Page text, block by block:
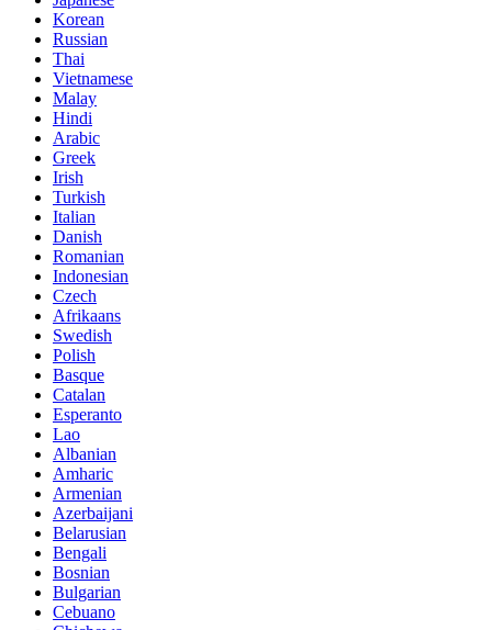
Korean
Russian
Thai
Vietnamese
Malay
Hindi
Arabic
Greek
Irish
Turkish
Italian
Danish
Romanian
Indonesian
Czech
Afrikaans
Swedish
Polish
Basque
Catalan
Esperanto
Lao
Albanian
Amharic
Armenian
Azerbaijani
Belarusian
Bengali
Bosnian
Bulgarian
Cebuano